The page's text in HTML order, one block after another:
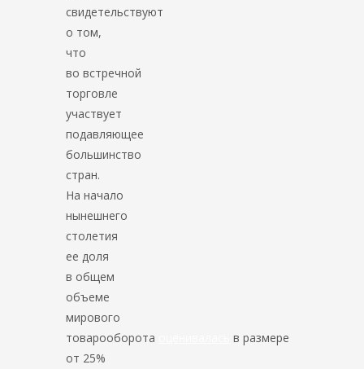
свидетельствуют
о том,
что
во встречной
торговле
участвует
подавляющее
большинство
стран.
На начало
нынешнего
столетия
ее доля
в общем
объеме
мирового
товарооборота
в размере
от 25%